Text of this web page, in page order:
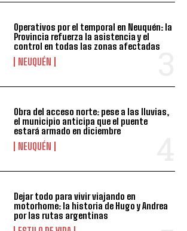
Operativos por el temporal en Neuquén: la
Provincia refuerza la asistencia y el
control en todas las zonas afectadas
NEUQUÉN
Obra del acceso norte: pese a las lluvias,
el municipio anticipa que el puente
estará armado en diciembre
NEUQUÉN
Dejar todo para vivir viajando en
motorhome: la historia de Hugo y Andrea
por las rutas argentinas